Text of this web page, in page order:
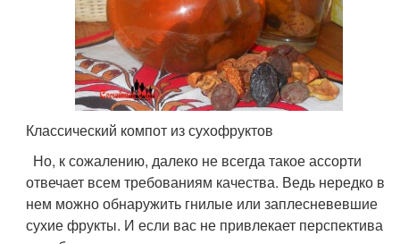
Классический компот из сухофруктов
Но, к сожалению, далеко не всегда такое ассорти
отвечает всем требованиям качества. Ведь нередко в
нем можно обнаружить гнилые или заплесневевшие
сухие фрукты. И если вас не привлекает перспектива